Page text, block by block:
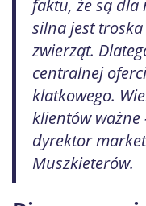
faktu, że są dla
silna jest
zwierząt.
centralnej
klatkowego.
klientów
dyrektor
Muszkieterów.